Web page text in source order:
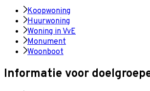
Koopwoning
Huurwoning
Woning in VvE
Monument
Woonboot
Informatie voor